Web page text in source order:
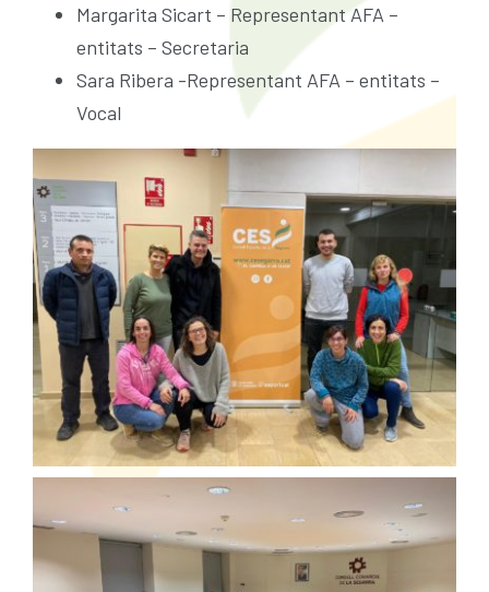
Margarita Sicart – Representant AFA –
entitats – Secretaria
Sara Ribera -Representant AFA – entitats –
Vocal